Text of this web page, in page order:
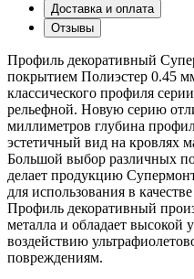
Доставка и оплата
Отзывы
Профиль декоративный
покрытием Полиэстер 0.45
классического профиля
рельефной. Новую серию
миллиметров глубина
эстетичный вид на кровлях
Большой выбор различных
делает продукцию
для использования в
Профиль декоративный
металла и обладает высокой
воздействию
повреждениям.